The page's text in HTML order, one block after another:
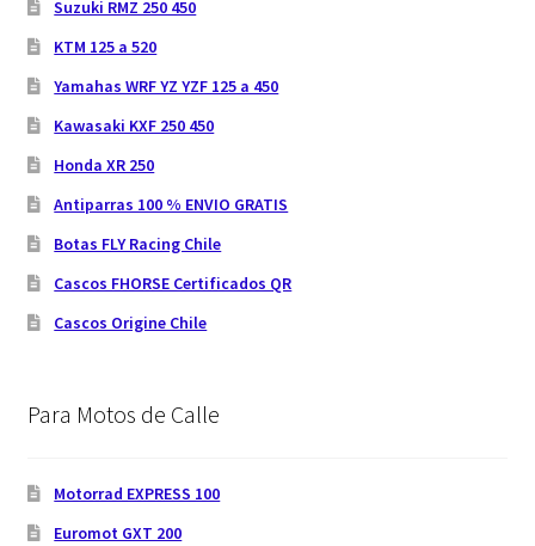
Suzuki RMZ 250 450
KTM 125 a 520
Yamahas WRF YZ YZF 125 a 450
Kawasaki KXF 250 450
Honda XR 250
Antiparras 100 % ENVIO GRATIS
Botas FLY Racing Chile
Cascos FHORSE Certificados QR
Cascos Origine Chile
Para Motos de Calle
Motorrad EXPRESS 100
Euromot GXT 200